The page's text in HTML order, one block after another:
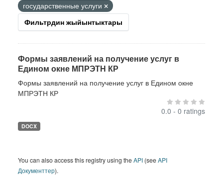
государственные услуги
Фильтрдин жыйынтыктары
Формы заявлений на получение услуг в
Едином окне МПРЭТН КР
Формы заявлений на получение услуг в Едином окне
МПРЭТН КР
0.0 - 0 ratings
DOCX
You can also access this registry using theAPI (seeAPI
Документтер).